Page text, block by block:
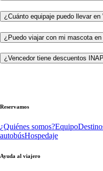
¿Cuánto equipaje puedo llevar en
¿Puedo viajar con mi mascota en
¿Vencedor tiene descuentos
Reservamos
¿Quiénes somos?Equipo
autobúsHospedaje
Ayuda al viajero